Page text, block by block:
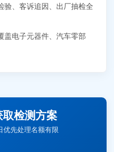
验、客诉追因、出厂抽检全
盖电子元器件、汽车零部
检测方案
优先处理名额有限
交可靠性测试需求
交并网/涉网试验需求
芯片失效分析需求